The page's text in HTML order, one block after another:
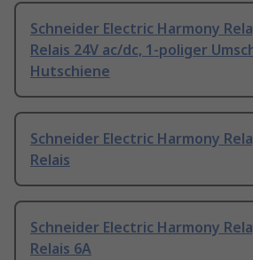
Schneider Electric Harmony
Relais 24V ac/dc, 1-poliger
Hutschiene
Schneider Electric Harmony
Relais
Schneider Electric Harmony
Relais 6A